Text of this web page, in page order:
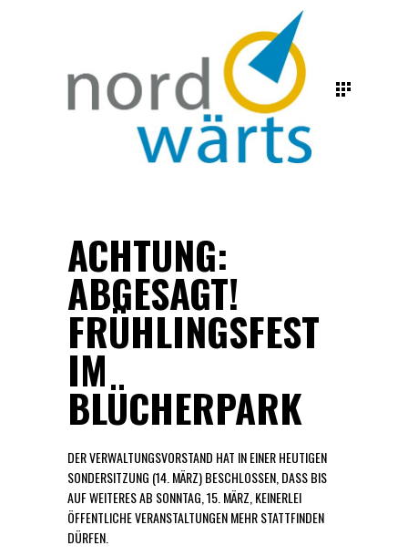
ACHTUNG:
ABGESAGT!
FRÜHLINGSFEST
IM
BLÜCHERPARK
DER VERWALTUNGSVORSTAND HAT IN EINER HEUTIGEN
SONDERSITZUNG (14. MÄRZ) BESCHLOSSEN, DASS BIS
AUF WEITERES AB SONNTAG, 15. MÄRZ, KEINERLEI
ÖFFENTLICHE VERANSTALTUNGEN MEHR STATTFINDEN
DÜRFEN.